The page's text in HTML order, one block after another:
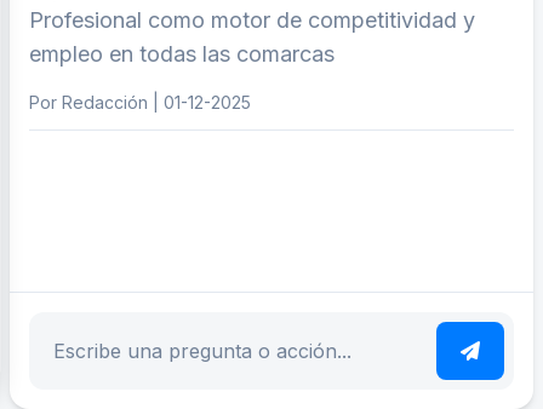
Profesional como motor de competitividad y
empleo en todas las comarcas
Por Redacción | 01-12-2025
Escribe tu pregunta